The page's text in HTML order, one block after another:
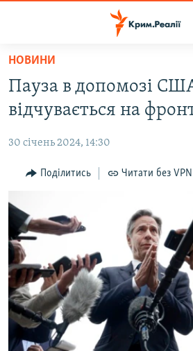
Перейти
основного
матеріалу
Перейти
до
навігації
до
пошуку
ВОДА.КРИМ
ВІДЕО ТА ФОТО
ПОЛІТИКА
БЛОГИ
ІНТЕРВ'Ю
ВСЕ ЗА ДЕНЬ
СПЕЦПРОЕКТИ
ДЕПОРТАЦІЯ
ВІДЕОУРОКИ «ELIFBE»
СВІДЧЕННЯ ОКУПАЦІЇ
ЯК ОБІЙТИ БЛОКУВАННЯ
Русский
НОВИНИ
Пауза в допомозі
відчувається на
30 січень 2024, 14:30
Поділитись Читати без VPN